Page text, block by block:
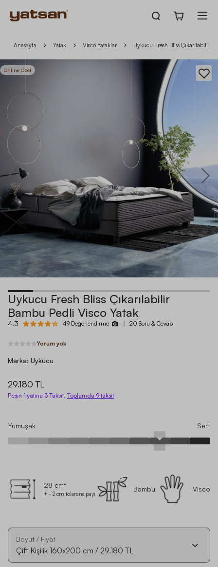
Anasayfa Yatak Visco Yataklar Uykucu Fresh Bliss Çıkarılabilir
Online Özel
Uykucu Fresh Bliss Çıkarılabilir
Bambu Pedli Visco Yatak
4.3 49 Değerlendirme 20 Soru & Cevap
Yorum yok
Marka: Uykucu
29.180 TL
Peşin fiyatına 3 Taksit, Toplamda 9taksit
Yumuşak Sert
28 cm*
+ - 2 cm tolerans payı
Bambu Visco
Boyut / Fiyat
Çift Kişilik 160x200 cm / 29.180 TL